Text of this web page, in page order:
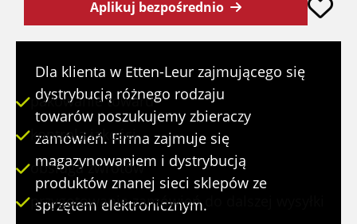
Aplikuj bezpośrednio
Dla klienta w Etten-Leur zajmującego się
dystrybucją różnego rodzaju
towarów poszukujemy zbieraczy
zamówień. Firma zajmuje się
magazynowaniem i dystrybucją
produktów znanej sieci sklepów ze
sprzętem elektronicznym.
pakowanie towaru
kontrola jakości
obsługa zwrotów
przygotowanie zamówień do dalszej wysyłki